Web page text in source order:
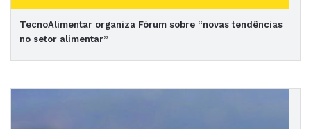
TecnoAlimentar organiza Fórum sobre “novas tendências
no setor alimentar”